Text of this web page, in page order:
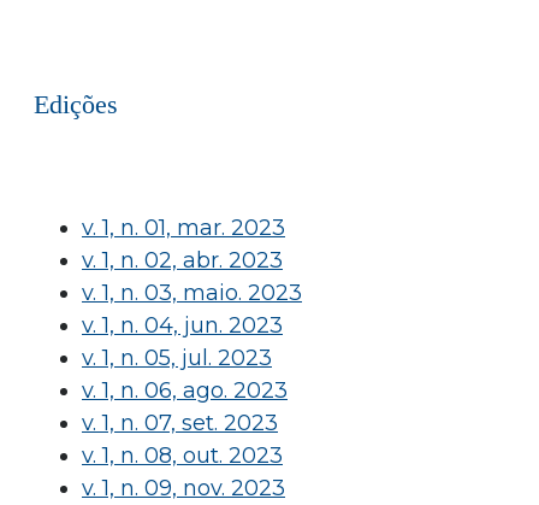
Edições
v. 1, n. 01, mar. 2023
v. 1, n. 02, abr. 2023
v. 1, n. 03, maio. 2023
v. 1, n. 04, jun. 2023
v. 1, n. 05, jul. 2023
v. 1, n. 06, ago. 2023
v. 1, n. 07, set. 2023
v. 1, n. 08, out. 2023
v. 1, n. 09, nov. 2023